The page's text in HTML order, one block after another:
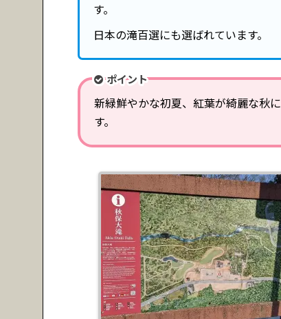
す。
日本の滝百選にも選ばれています。
ポイント
新緑鮮やかな初夏、紅葉が綺麗な秋
す。